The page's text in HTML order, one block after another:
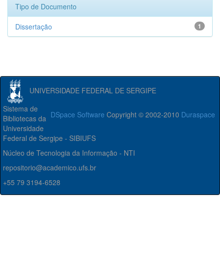
Tipo de Documento
1
Dissertação
UNIVERSIDADE FEDERAL DE SERGIPE
DSpace Software Copyright © 2002-2010 Duraspace
Sistema de
Bibliotecas da
Universidade
Federal de Sergipe - SIBIUFS
Núcleo de Tecnologia da Informação - NTI
repositorio@academico.ufs.br
+55 79 3194-6528